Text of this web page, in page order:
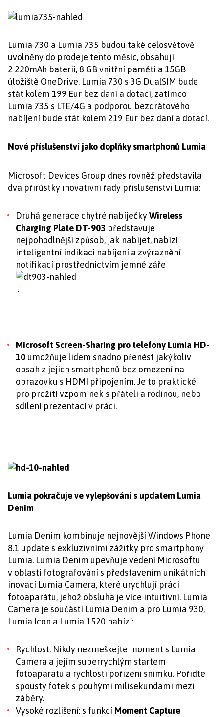
Lumia 730 a Lumia 735 budou také celosvětově
uvolněny do prodeje tento měsíc, obsahují
2 220mAh baterii, 8 GB vnitřní paměti a 15GB
úložiště OneDrive. Lumia 730 s 3G DualSIM bude
stát kolem 199 Eur bez daní a dotací, zatímco
Lumia 735 s LTE/4G a podporou bezdrátového
nabíjení bude stát kolem 219 Eur bez daní a dotací.
Nové příslušenství jako doplňky smartphonů Lumia
Microsoft Devices Group dnes rovněž představila
dva přírůstky inovativní řady příslušenství Lumia:
Druhá generace chytré nabíječkyWireless
Charging Plate DT-903 představuje
nejpohodlnější způsob, jak nabíjet, nabízí
inteligentní indikaci nabíjení a zvýraznění
notifikací prostřednictvím jemné záře
.
Microsoft Screen-Sharing pro telefony Lumia HD-
10 umožňuje lidem snadno přenést jakýkoliv
obsah z jejich smartphonů bez omezení na
obrazovku s HDMI připojením. Je to praktické
pro prožití vzpomínek s přáteli a rodinou, nebo
sdílení prezentací v práci.
Lumia pokračuje ve vylepšování s updatem Lumia
Denim
Lumia Denim kombinuje nejnovější Windows Phone
8.1 update s exkluzivními zážitky pro smartphony
Lumia. Lumia Denim upevňuje vedení Microsoftu
v oblasti fotografování s představením unikátních
inovací Lumia Camera, které urychlují práci
fotoaparátu, jehož obsluha je více intuitivní. Lumia
Camera je součástí Lumia Denim a pro Lumia 930,
Lumia Icon a Lumia 1520 nabízí:
Rychlost: Nikdy nezmeškejte moment s Lumia
Camera a jejím superrychlým startem
fotoaparátu a rychlostí pořízení snímku. Pořiďte
spousty fotek s pouhými milisekundami mezi
záběry.
Vysoké rozlišení: s funkcí Moment Capture